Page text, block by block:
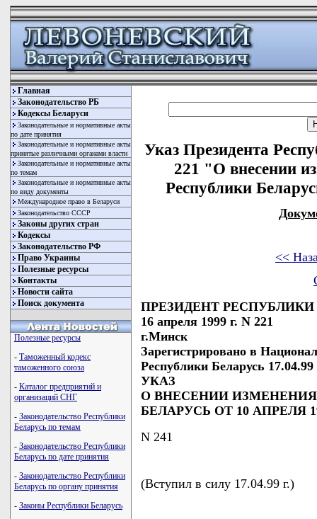
Главная
Законодательство РБ
Кодексы Беларуси
Законодательные и нормативные акты
по дате принятия
Законодательные и нормативные акты
принятые различными органами власти
Законодательные и нормативные акты
по темам
Законодательные и нормативные акты
по виду документы
Международное право в Беларуси
Законодательство СССР
Законы других стран
Кодексы
Законодательство РФ
Право Украины
Полезные ресурсы
Контакты
Новости сайта
Поиск документа
Полезные ресурсы
- Таможенный кодекс
таможенного союза
- Каталог предприятий и
организаций СНГ
- Законодательство Республики
Беларусь по темам
- Законодательство Республики
Беларусь по дате принятия
- Законодательство Республики
Беларусь по органу принятия
- Законы Республики Беларусь
Указ Президента
221 "О внесении
Республики
<<
ПРЕЗИДЕНТ РЕСПУБЛИКИ
16 апреля 1999 г. N 221
г.Минск
Зарегистрировано в
Республики Беларусь
УКАЗ
О ВНЕСЕНИИ
БЕЛАРУСЬ ОТ 10 АПРЕЛЯ
N 241
(Вступил в силу 17.04.99 г.)